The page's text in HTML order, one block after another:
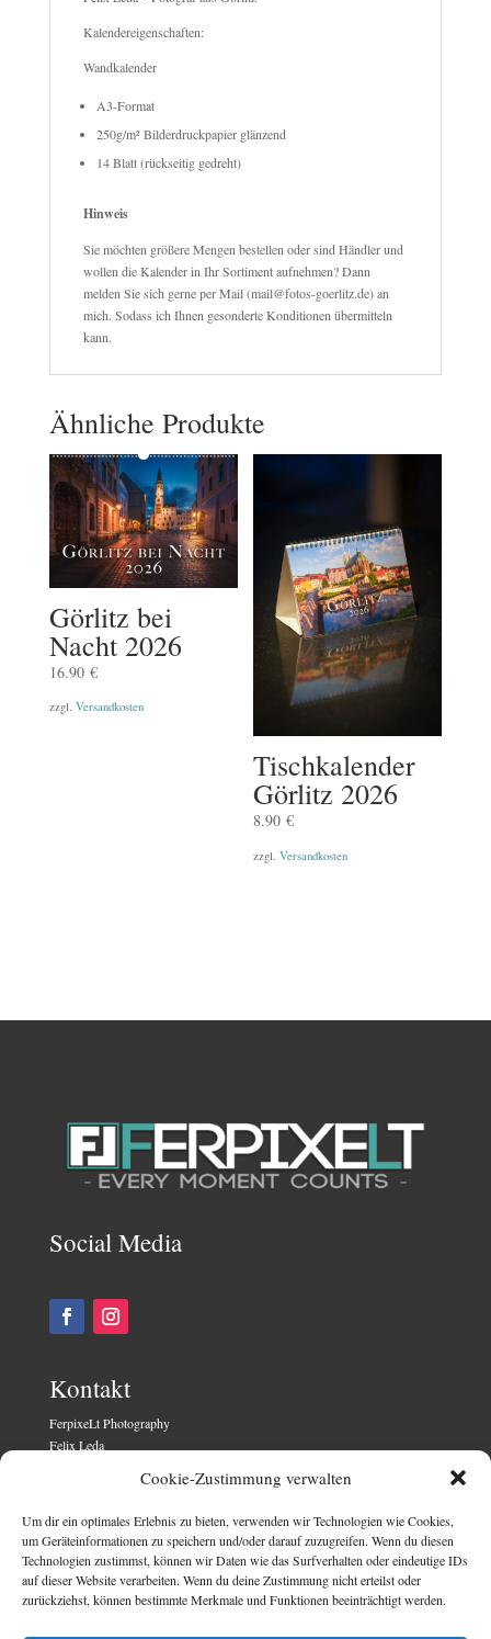
Cookie-Zustimmung verwalten
Um dir ein optimales Erlebnis zu bieten, verwenden wir Technologien wie Cookies,
um Geräteinformationen zu speichern und/oder darauf zuzugreifen. Wenn du diesen
Technologien zustimmst, können wir Daten wie das Surfverhalten oder eindeutige IDs
auf dieser Website verarbeiten. Wenn du deine Zustimmung nicht erteilst oder
zurückziehst, können bestimmte Merkmale und Funktionen beeinträchtigt werden.
Kalendereigenschaften:
Wandkalender
A3-Format
250g/m² Bilderdruckpapier glänzend
14 Blatt (rückseitig gedreht)
Hinweis
Sie möchten größere Mengen bestellen oder sind Händler und
wollen die Kalender in Ihr Sortiment aufnehmen? Dann
melden Sie sich gerne per Mail (mail@fotos-goerlitz.de) an
mich. Sodass ich Ihnen gesonderte Konditionen übermitteln
kann.
Ähnliche Produkte
Görlitz bei
Nacht 2026
16.90 €
zzgl. Versandkosten
Tischkalender
Görlitz 2026
8.90€
zzgl.Versandkosten
Social Media
Kontakt
FerpixeLt Photography
Felix Leda
Rechtliches
Versand & Lieferung